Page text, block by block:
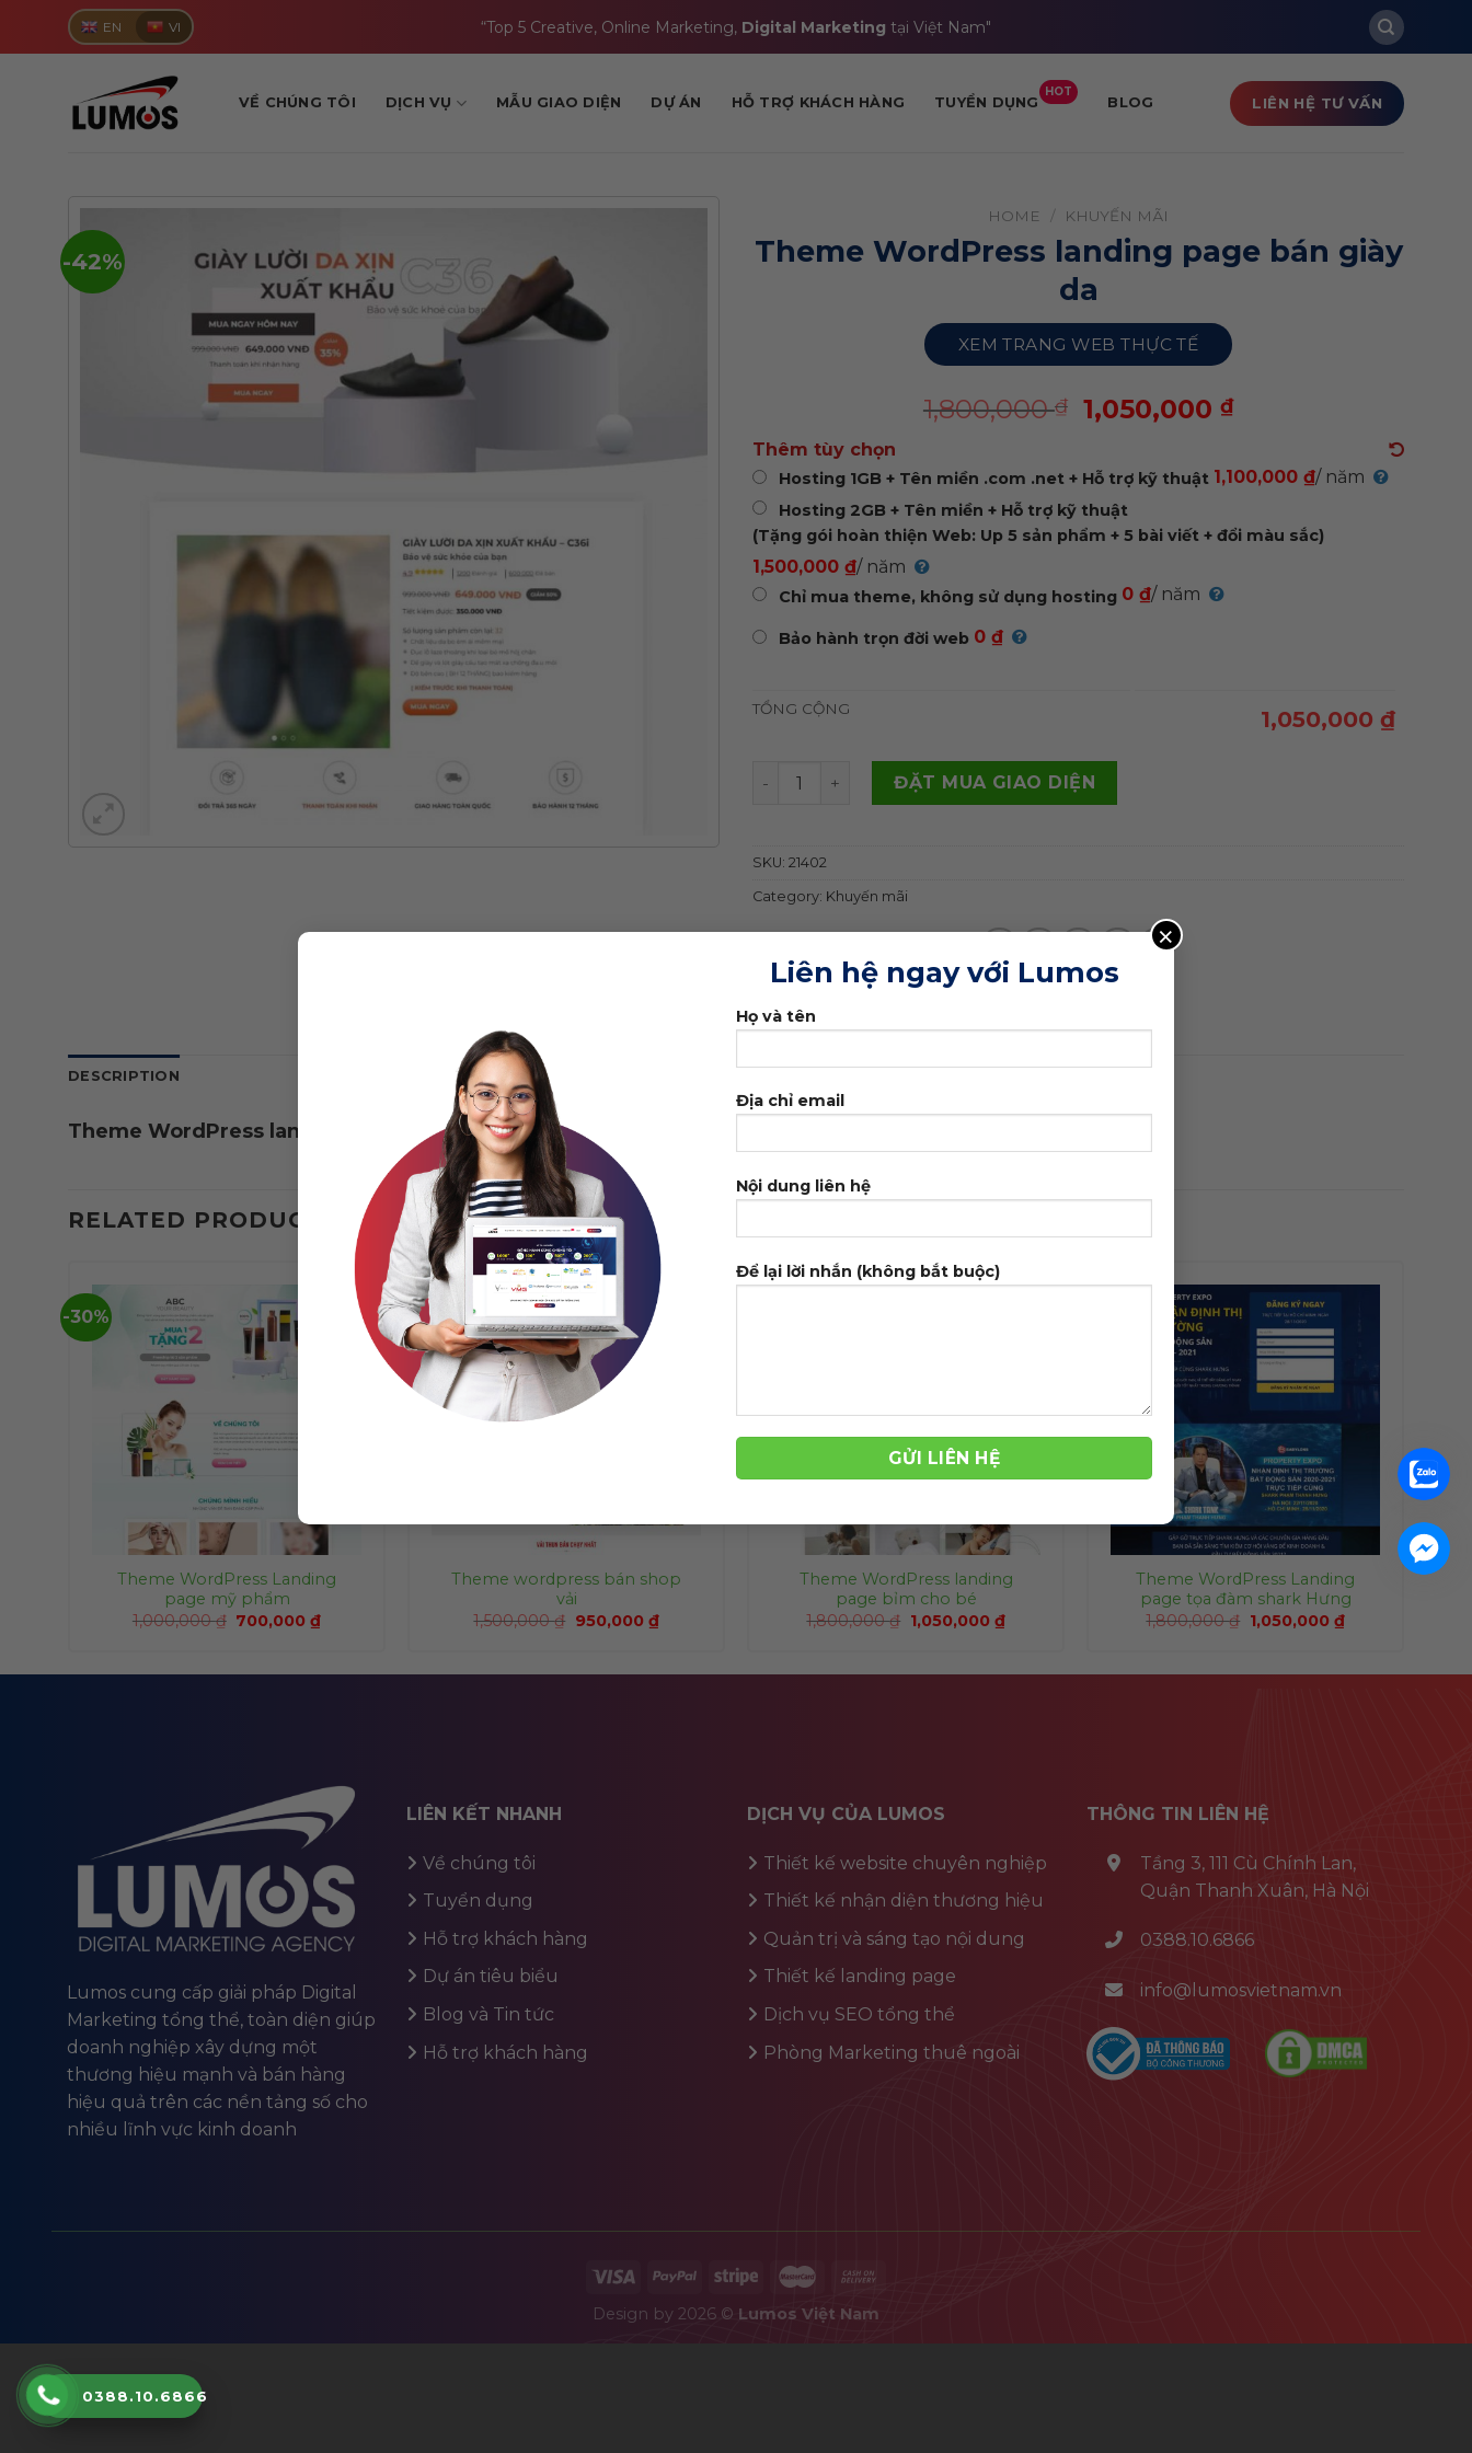
Liên hệ ngay với Lumos
Họ và tên
Địa chỉ email
Nội dung liên hệ
Để lại lời nhắn (không bắt buộc)
×
EN VI “Top 5 Creative, Online Marketing, Digital Marketing tại Việt Nam"
VỀ CHÚNG TÔI DỊCH VỤ MẪU GIAO DIỆN DỰ ÁN HỖ TRỢ KHÁCH HÀNG TUYỂN DỤNG
HOT
BLOG LIÊN HỆ TƯ VẤN
-42%
HOME / KHUYẾN MÃI
Theme WordPress landing page bán giày
da
XEM TRANG WEB THỰC TẾ
1,800,000₫ 1,050,000₫
Thêm tùy chọn
Hosting 1GB + Tên miền .com .net + Hỗ trợ kỹ thuật 1,100,000 ₫/ năm
Hosting 2GB + Tên miền + Hỗ trợ kỹ thuật
(Tặng gói hoàn thiện Web: Up 5 sản phẩm + 5 bài viết + đổi màu sắc)
1,500,000 ₫/ năm
Chỉ mua theme, không sử dụng hosting 0 ₫/ năm
Bảo hành trọn đời web 0 ₫
TỔNG CỘNG 1,050,000 ₫
Theme WordPress landing page bán giày da quantity
ĐẶT MUA GIAO DIỆN
SKU: 21402
Category: Khuyến mãi
DESCRIPTION
Theme WordPress landing page bán giày da
RELATED PRODUCTS
-30%
Theme WordPress Landing
page mỹ phẩm
1,000,000₫ 700,000₫
-37%
Theme wordpress bán shop
vải
1,500,000₫ 950,000 ₫
Theme WordPress landing
page bỉm cho bé
1,800,000₫ 1,050,000 ₫
Theme WordPress Landing
page tọa đàm shark Hưng
1,800,000₫ 1,050,000 ₫
Lumos cung cấp giải pháp Digital
Marketing tổng thể, toàn diện giúp
doanh nghiệp xây dựng một
thương hiệu mạnh và bán hàng
hiệu quả trên các nền tảng số cho
nhiều lĩnh vực kinh doanh
LIÊN KẾT NHANH
Về chúng tôi
Tuyển dụng
Hỗ trợ khách hàng
Dự án tiêu biểu
Blog và Tin tức
Hỗ trợ khách hàng
DỊCH VỤ CỦA LUMOS
Thiết kế website chuyên nghiệp
Thiết kế nhận diện thương hiệu
Quản trị và sáng tạo nội dung
Thiết kế landing page
Dịch vụ SEO tổng thể
Phòng Marketing thuê ngoài
THÔNG TIN LIÊN HỆ
Tầng 3, 111 Cù Chính Lan,
Quận Thanh Xuân, Hà Nội
0388.10.6866
info@lumosvietnam.vn
Design by 2026 © Lumos Việt Nam
0388.10.6866